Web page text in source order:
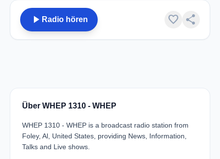
play_arrow Radio hören favorite share
Über WHEP 1310 - WHEP
WHEP 1310 - WHEP is a broadcast radio station from
Foley, Al, United States, providing News, Information,
Talks and Live shows.